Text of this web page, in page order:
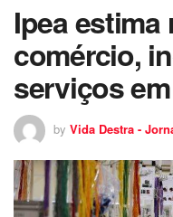
Ipea
comércio,
serviços
by Vida Destra -